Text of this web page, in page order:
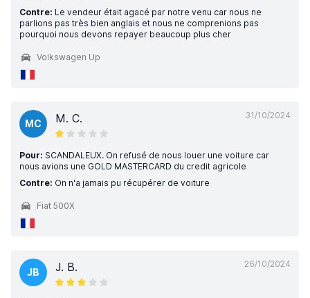
Contre: Le vendeur était agacé par notre venu car nous ne
parlions pas très bien anglais et nous ne comprenions pas
pourquoi nous devons repayer beaucoup plus cher
Volkswagen Up
31/10/2024
MC M. C.
Pour: SCANDALEUX. On refusé de nous louer une voiture car
nous avions une GOLD MASTERCARD du credit agricole
Contre: On n'a jamais pu récupérer de voiture
Fiat 500X
26/10/2024
JB J. B.